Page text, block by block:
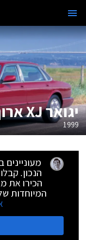
יגואר XJ ארוך
1999
הנכון.
הכירו את
המיוחדות